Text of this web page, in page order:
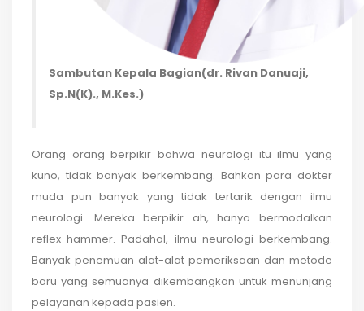
Sambutan Kepala Bagian(dr. Rivan Danuaji,
Sp.N(K)., M.Kes.)
Orang orang berpikir bahwa neurologi itu ilmu yang
kuno, tidak banyak berkembang. Bahkan para dokter
muda pun banyak yang tidak tertarik dengan ilmu
neurologi. Mereka berpikir ah, hanya bermodalkan
reflex hammer. Padahal, ilmu neurologi berkembang.
Banyak penemuan alat-alat pemeriksaan dan metode
baru yang semuanya dikembangkan untuk menunjang
pelayanan kepada pasien.